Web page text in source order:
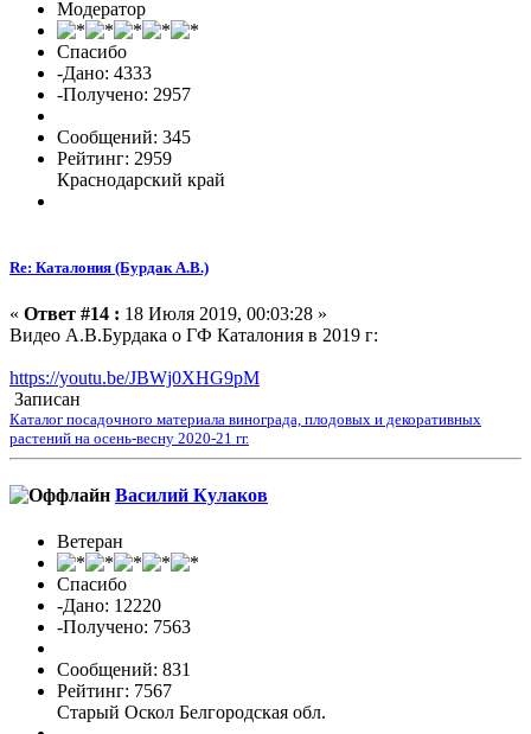
Модератор
Спасибо
-Дано: 4333
-Получено: 2957
Сообщений: 345
Рейтинг: 2959
Краснодарский край
Re: Каталония (Бурдак А.В.)
« Ответ #14 : 18 Июля 2019, 00:03:28 »
Видео А.В.Бурдака о ГФ Каталония в 2019 г:
https://youtu.be/JBWj0XHG9pM
Записан
Каталог посадочного материала винограда, плодовых и декоративных
растений на осень-весну 2020-21 гг.
Василий Кулаков
Ветеран
Спасибо
-Дано: 12220
-Получено: 7563
Сообщений: 831
Рейтинг: 7567
Старый Оскол Белгородская обл.